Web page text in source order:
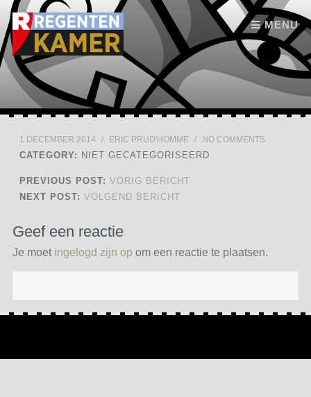
MENU
Skip to content
1 DECEMBER 2014 / ERIC PRUD'HOMME / NO COMMENTS
CATEGORY: NIET GECATEGORISEERD
PREVIOUS POST: VORIG BERICHT
NEXT POST: VOLGEND BERICHT
Geef een reactie
Je moet ingelogd zijn op om een reactie te plaatsen.